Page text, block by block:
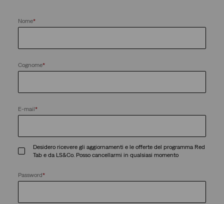
Nome*
Cognome*
E-mail*
Desidero ricevere gli aggiornamenti e le offerte del programma Red
Tab e da LS&Co. Posso cancellarmi in qualsiasi momento
Password*